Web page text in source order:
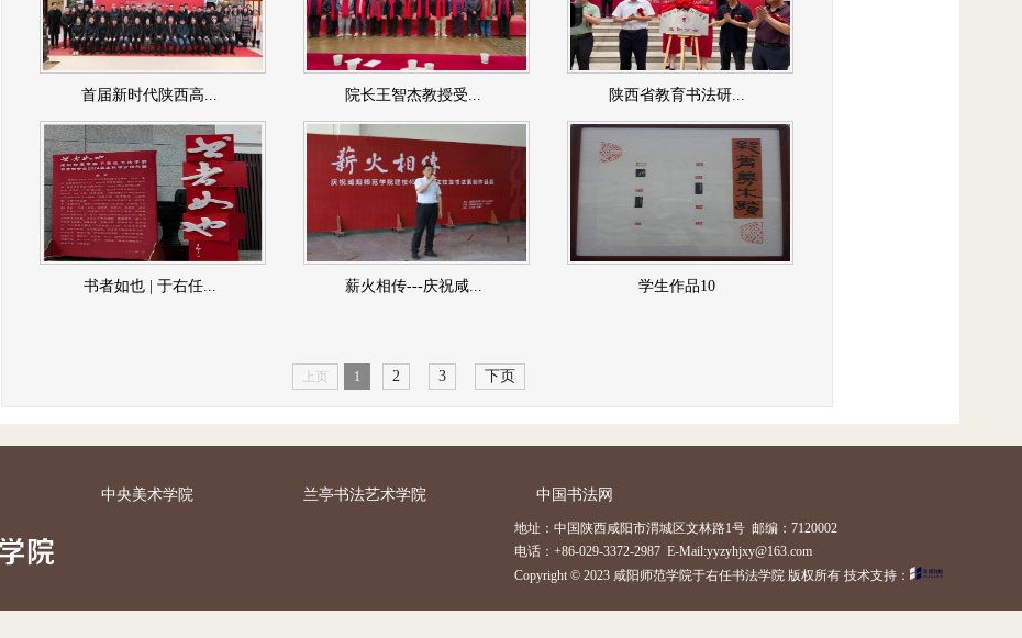
首届新时代陕西高... 院长王智杰教授受... 陕西省教育书法研...
书者如也 | 于右任... 薪火相传---庆祝咸... 学生作品10
上页 1 2 3 下页
中央美术学院 兰亭书法艺术学院 中国书法网
地址：中国陕西咸阳市渭城区文林路1号 邮编：7120002
电话：+86-029-3372-2987 E-Mail:yyzyhjxy@163.com
Copyright © 2023 咸阳师范学院于右任书法学院 版权所有 技术支持：